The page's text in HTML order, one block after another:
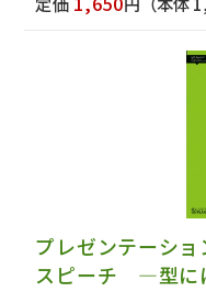
プレゼンテーシ
スピーチ ―型に